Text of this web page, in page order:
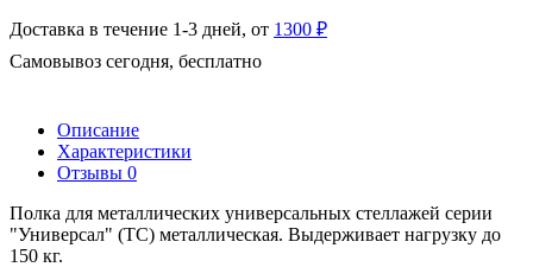
Доставка в течение 1-3 дней, от 1300 ₽
Самовывоз сегодня, бесплатно
Описание
Характеристики
Отзывы 0
Полка для металлических универсальных стеллажей серии
"Универсал" (ТС) металлическая. Выдерживает нагрузку до
150 кг.